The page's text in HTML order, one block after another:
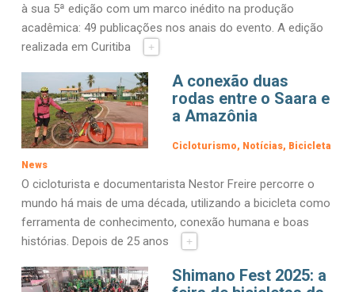
à sua 5ª edição com um marco inédito na produção
acadêmica: 49 publicações nos anais do evento. A edição
realizada em Curitiba
+
A conexão duas
rodas entre o Saara e
a Amazônia
Cicloturismo Notícias Bicicleta
News
O cicloturista e documentarista Nestor Freire percorre o
mundo há mais de uma década, utilizando a bicicleta como
ferramenta de conhecimento, conexão humana e boas
histórias. Depois de 25 anos
+
Shimano Fest 2025: a